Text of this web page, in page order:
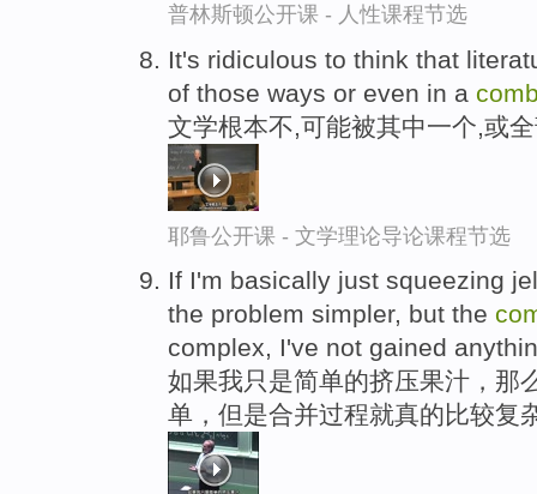
普林斯顿公开课 - 人性课程节选
It's ridiculous to think that
of those ways or even in a
文学根本不,可能被其中一个,或
耶鲁公开课 - 文学理论导论课程节选
If I'm basically just squeezing
the problem simpler, but the
complex, I've not gained
如果我只是简单的挤压果汁，那
单，但是合并过程就真的比较复